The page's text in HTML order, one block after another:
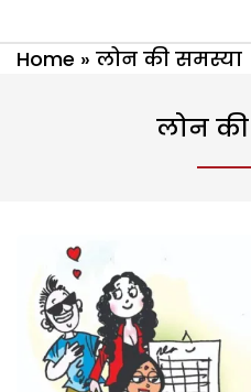
Home » लोन की समस्या
लोन